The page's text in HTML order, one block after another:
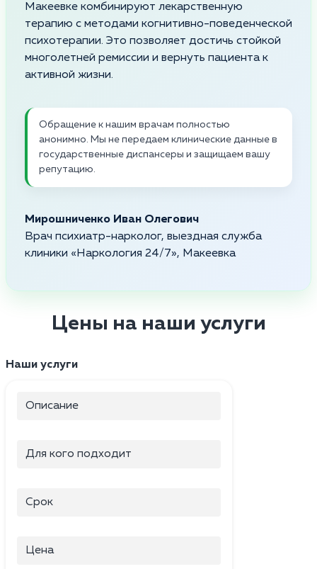
Макеевке комбинируют лекарственную
терапию с методами когнитивно-поведенческой
психотерапии. Это позволяет достичь стойкой
многолетней ремиссии и вернуть пациента к
активной жизни.
Обращение к нашим врачам полностью
анонимно. Мы не передаем клинические данные в
государственные диспансеры и защищаем вашу
репутацию.
Мирошниченко Иван Олегович
Врач психиатр-нарколог, выездная служба
клиники «Наркология 24/7», Макеевка
Цены на наши услуги
Наши услуги
Описание
Для кого подходит
Срок
Цена